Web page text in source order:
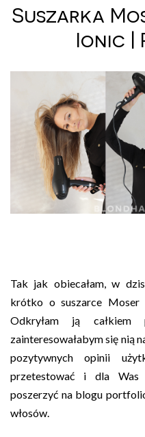
Suszarka
Ionic |
Tak jak obiecałam, w
krótko o suszarce Moser
Odkryłam ją
zainteresowałabym się nią
pozytywnych opinii
przetestować i dla Was
poszerzyć na blogu
włosów.